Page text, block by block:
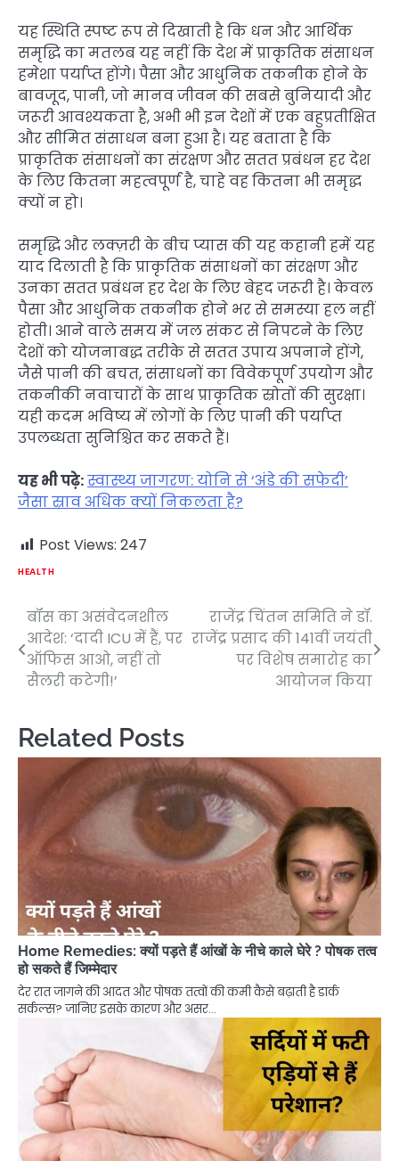
यह स्थिति स्पष्ट रूप से दिखाती है कि धन और आर्थिक
समृद्धि का मतलब यह नहीं कि देश में प्राकृतिक संसाधन
हमेशा पर्याप्त होंगे। पैसा और आधुनिक तकनीक होने के
बावजूद, पानी, जो मानव जीवन की सबसे बुनियादी और
जरूरी आवश्यकता है, अभी भी इन देशों में एक बहुप्रतीक्षित
और सीमित संसाधन बना हुआ है। यह बताता है कि
प्राकृतिक संसाधनों का संरक्षण और सतत प्रबंधन हर देश
के लिए कितना महत्वपूर्ण है, चाहे वह कितना भी समृद्ध
क्यों न हो।
समृद्धि और लक्ज़री के बीच प्यास की यह कहानी हमें यह
याद दिलाती है कि प्राकृतिक संसाधनों का संरक्षण और
उनका सतत प्रबंधन हर देश के लिए बेहद जरूरी है। केवल
पैसा और आधुनिक तकनीक होने भर से समस्या हल नहीं
होती। आने वाले समय में जल संकट से निपटने के लिए
देशों को योजनाबद्ध तरीके से सतत उपाय अपनाने होंगे,
जैसे पानी की बचत, संसाधनों का विवेकपूर्ण उपयोग और
तकनीकी नवाचारों के साथ प्राकृतिक स्रोतों की सुरक्षा।
यही कदम भविष्य में लोगों के लिए पानी की पर्याप्त
उपलब्धता सुनिश्चित कर सकते हैं।
यह भी पढ़े:स्वास्थ्य जागरण: योनि से ‘अंडे की सफेदी’
जैसा स्राव अधिक क्यों निकलता है?
Post Views: 247
HEALTH
Post
navigation
बॉस का असंवेदनशील
आदेश: ‘दादी ICU में हैं, पर
ऑफिस आओ, नहीं तो
सैलरी कटेगी!’
राजेंद्र चिंतन समिति ने डॉ.
राजेंद्र प्रसाद की 141वीं जयंती
पर विशेष समारोह का
आयोजन किया
Related Posts
Home Remedies: क्यों पड़ते हैं आंखों के नीचे काले घेरे ? पोषक तत्व
हो सकते हैं जिम्मेदार
देर रात जागने की आदत और पोषक तत्वों की कमी कैसे बढ़ाती है डार्क
सर्कल्स? जानिए इसके कारण और असर…